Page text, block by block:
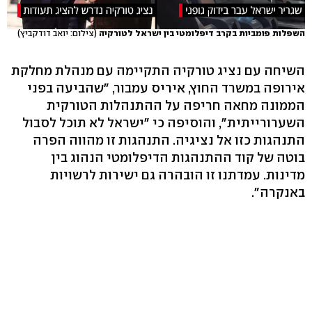
השפלות פומביות בקרב דיפלומטי בין ישראל לטורקיה (צילום: יואב דודקביץ)
השיחה עם נציג טורקיה התקיימה עם מנהלת מחלקת
אירופה במשרד החוץ, איריס עמבור, "שהביעה בפני
הממונה מחאה חריפה על ההתנהלות הטורקית
השערורייתית", והוסיפה כי "ישראל לא תוכל לסבול
התנהגות כזו אל נציגיה. התנהגות זו מהווה הפרה
בוטה של קוד ההתנהגות הדיפלומטי הנהוג בין
מדינות. עמדתנו זו הובהרה גם ישירות לרשויות
באנקרה".